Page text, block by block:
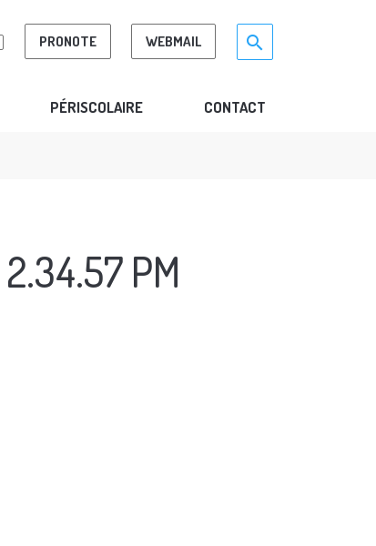
PRONOTE WEBMAIL Search for:>
search
PÉRISCOLAIRE CONTACT
PM